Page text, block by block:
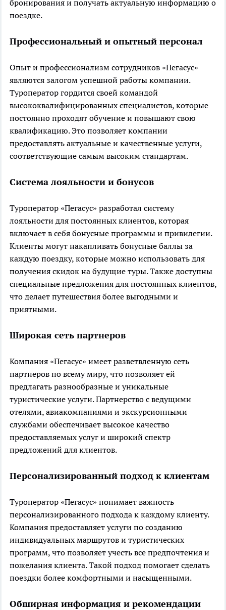
бронирования и получать актуальную информацию о
поездке.
Профессиональный и опытный персонал
Опыт и профессионализм сотрудников «Пегасус»
являются залогом успешной работы компании.
Туроператор гордится своей командой
высококвалифицированных специалистов, которые
постоянно проходят обучение и повышают свою
квалификацию. Это позволяет компании
предоставлять актуальные и качественные услуги,
соответствующие самым высоким стандартам.
Система лояльности и бонусов
Туроператор «Пегасус» разработал систему
лояльности для постоянных клиентов, которая
включает в себя бонусные программы и привилегии.
Клиенты могут накапливать бонусные баллы за
каждую поездку, которые можно использовать для
получения скидок на будущие туры. Также доступны
специальные предложения для постоянных клиентов,
что делает путешествия более выгодными и
приятными.
Широкая сеть партнеров
Компания «Пегасус» имеет разветвленную сеть
партнеров по всему миру, что позволяет ей
предлагать разнообразные и уникальные
туристические услуги. Партнерство с ведущими
отелями, авиакомпаниями и экскурсионными
службами обеспечивает высокое качество
предоставляемых услуг и широкий спектр
предложений для клиентов.
Персонализированный подход к клиентам
Туроператор «Пегасус» понимает важность
персонализированного подхода к каждому клиенту.
Компания предоставляет услуги по созданию
индивидуальных маршрутов и туристических
программ, что позволяет учесть все предпочтения и
пожелания клиента. Такой подход помогает сделать
поездки более комфортными и насыщенными.
Обширная информация и рекомендации